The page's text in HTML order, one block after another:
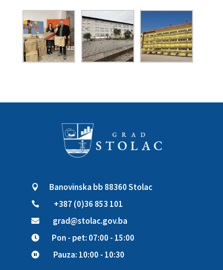
 Banovinska bb 88360 Stolac
 +387 (0)36 853 101
 grad@stolac.gov.ba
 Pon - pet: 07:00 - 15:00
 Pauza: 10:00 - 10:30